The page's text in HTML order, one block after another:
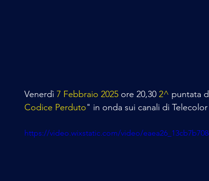
Venerdì 7 Febbraio 2025 ore 20,30 2^ puntata
Codice Perduto" in onda sui canali di
https://video.wixstatic.com/video/